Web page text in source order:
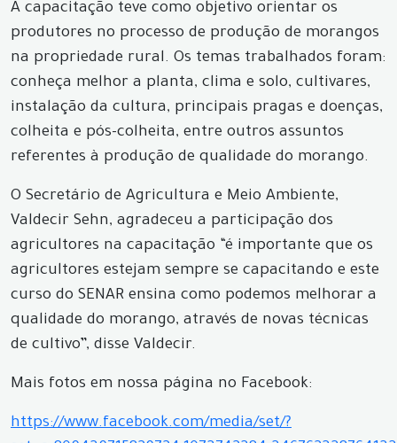
A capacitação teve como objetivo orientar os
produtores no processo de produção de morangos
na propriedade rural. Os temas trabalhados foram:
conheça melhor a planta, clima e solo, cultivares,
instalação da cultura, principais pragas e doenças,
colheita e pós-colheita, entre outros assuntos
referentes à produção de qualidade do morango.
O Secretário de Agricultura e Meio Ambiente,
Valdecir Sehn, agradeceu a participação dos
agricultores na capacitação “é importante que os
agricultores estejam sempre se capacitando e este
curso do SENAR ensina como podemos melhorar a
qualidade do morango, através de novas técnicas
de cultivo”, disse Valdecir.
Mais fotos em nossa página no Facebook:
https://www.facebook.com/media/set/?